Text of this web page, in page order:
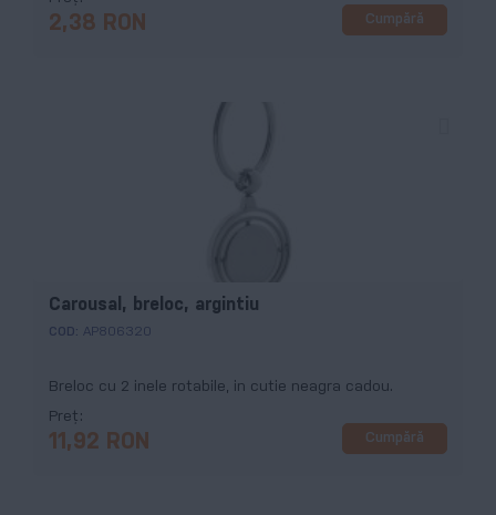
2,38 RON Cumpără
Carousal, breloc, argintiu
COD: AP806320
Breloc cu 2 inele rotabile, in cutie neagra cadou.
Preț
11,92 RON Cumpără